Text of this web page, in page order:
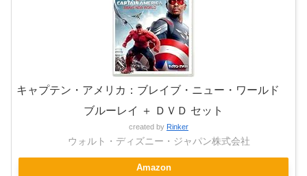
キャプテン・アメリカ：ブレイブ・ニュー・ワールド
ブルーレイ ＋ ＤＶＤ セット
created by Rinker
ウォルト・ディズニー・ジャパン株式会社
Amazon